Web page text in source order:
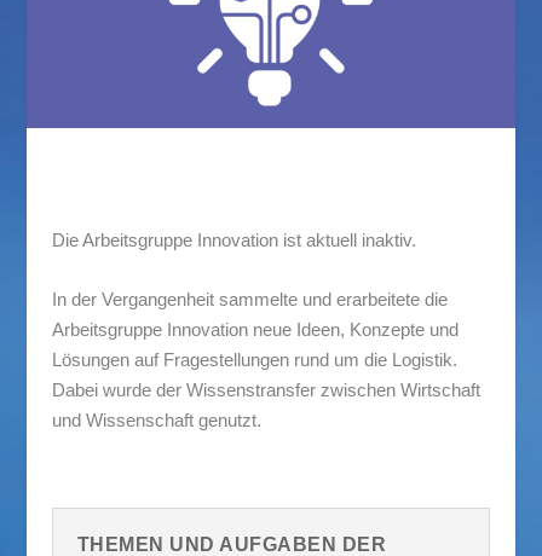
Die Arbeitsgruppe Innovation ist aktuell inaktiv.
In der Vergangenheit sammelte und erarbeitete die
Arbeitsgruppe Innovation neue Ideen, Konzepte und
Lösungen auf Fragestellungen rund um die Logistik.
Dabei wurde der Wissenstransfer zwischen Wirtschaft
und Wissenschaft genutzt.
THEMEN UND AUFGABEN DER